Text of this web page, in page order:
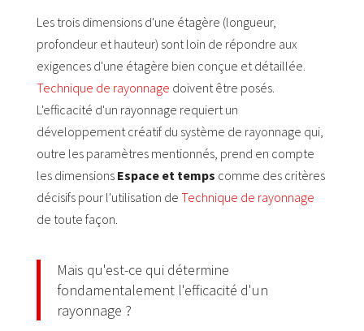
Les trois dimensions d'une étagère (longueur,
profondeur et hauteur) sont loin de répondre aux
exigences d'une étagère bien conçue et détaillée.
Technique de rayonnage doivent être posés.
L'efficacité d'un rayonnage requiert un
développement créatif du système de rayonnage qui,
outre les paramètres mentionnés, prend en compte
les dimensions Espace et temps comme des critères
décisifs pour l'utilisation de Technique de rayonnage
de toute façon.
Mais qu'est-ce qui détermine
fondamentalement l'efficacité d'un
rayonnage ?